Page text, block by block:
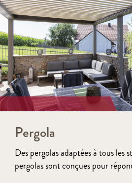
Pergola
Des pergolas adaptées à tous les
pergolas sont conçues pour